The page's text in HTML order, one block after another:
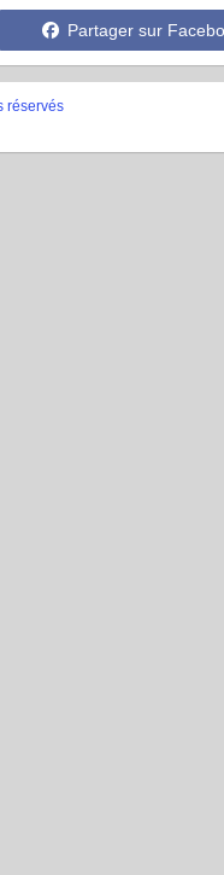
Partager sur
réservés